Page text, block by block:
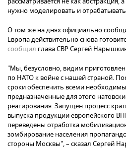
нужно моделировать и
О том же на днях официально
Европа действительно снова
сообщил глава СВР Сергей
"Мы, безусловно, видим
по НАТО к войне с нашей страной.
сроки обеспечить всеми
предназначенные для этого
реагирования. Запущен процесс
выпуска продукции европейского
переведены отработка
зомбирование населения
стороны Москвы", – сказал Сергей